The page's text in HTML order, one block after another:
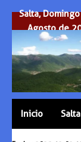
Salta,
Agosto de
Inicio Salta